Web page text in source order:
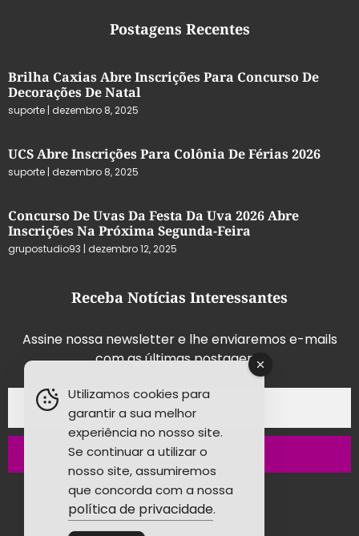
Postagens Recentes
Brilha Caxias Abre Inscrições Para Concurso De
Decorações De Natal
suporte dezembro 8, 2025
UCS Abre Inscrições Para Colônia De Férias 2026
suporte dezembro 8, 2025
Concurso De Uvas Da Festa Da Uva 2026 Abre
Inscrições Na Próxima Segunda-Feira
grupostudio93 dezembro 12, 2025
Receba Notícias Interessantes
Assine nossa newsletter e lhe enviaremos e-mails
com as últimas postagens.
Inscrever-se
Utilizamos cookies para
garantir a sua melhor
experiência no nosso site.
Se continuar a utilizar o
nosso site, assumiremos
que concorda com a nossa
política de privacidade.